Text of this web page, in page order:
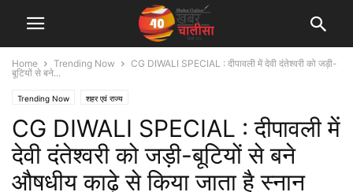
Home Trending Now
CG DIWALI SPECIAL : दीपावली में देवी दंतेश्वरी को जड़ी-
बूटियों से बने...
Trending Now शहर एवं राज्य
CG DIWALI SPECIAL : दीपावली में
देवी दंतेश्वरी को जड़ी-बूटियों से बने
औषधीय काढ़े से किया जाता है स्नान